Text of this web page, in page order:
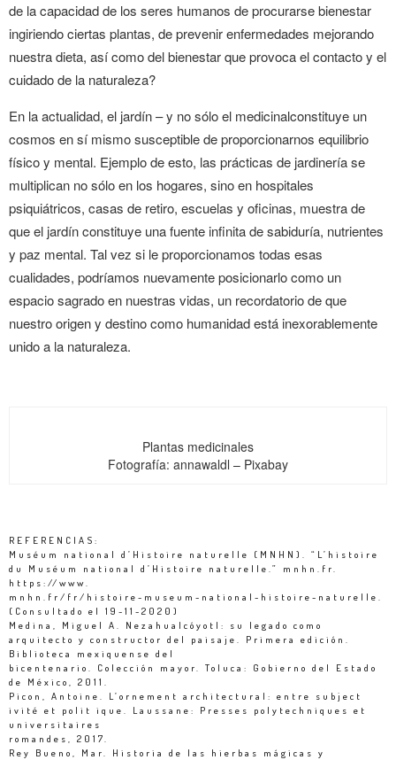
de la capacidad de los seres humanos de procurarse bienestar
ingiriendo ciertas plantas, de prevenir enfermedades mejorando
nuestra dieta, así como del bienestar que provoca el contacto y el
cuidado de la naturaleza?
En la actualidad, el jardín – y no sólo el medicinalconstituye un
cosmos en sí mismo susceptible de proporcionarnos equilibrio
físico y mental. Ejemplo de esto, las prácticas de jardinería se
multiplican no sólo en los hogares, sino en hospitales
psiquiátricos, casas de retiro, escuelas y oficinas, muestra de
que el jardín constituye una fuente infinita de sabiduría, nutrientes
y paz mental. Tal vez si le proporcionamos todas esas
cualidades, podríamos nuevamente posicionarlo como un
espacio sagrado en nuestras vidas, un recordatorio de que
nuestro origen y destino como humanidad está inexorablemente
unido a la naturaleza.
Plantas medicinales
Fotografía: annawaldl – Pixabay
REFERENCIAS:
Muséum national d’Histoire naturelle (MNHN). “L’histoire
du Muséum national d’Histoire naturelle.” mnhn.fr.
https://www.
mnhn.fr/fr/histoire-museum-national-histoire-naturelle.
(Consultado el 19-11-2020)
Medina, Miguel A. Nezahualcóyotl: su legado como
arquitecto y constructor del paisaje. Primera edición.
Biblioteca mexiquense del
bicentenario. Colección mayor. Toluca: Gobierno del Estado
de México, 2011.
Picon, Antoine. L’ornement architectural: entre subject
ivité et polit ique. Laussane: Presses polytechniques et
universitaires
romandes, 2017.
Rey Bueno, Mar. Historia de las hierbas mágicas y